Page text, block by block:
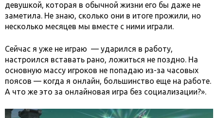
девушкой, которая в обычной жизни его бы даже не
заметила. Не знаю, сколько они в итоге прожили, но
несколько месяцев мы вместе с ними играли.
Сейчас я уже не играю — ударился в работу,
настроился вставать рано, ложиться не поздно. На
основную массу игроков не попадаю из-за часовых
поясов — когда я онлайн, большинство еще на работе.
А что же это за онлайновая игра без социализации?».